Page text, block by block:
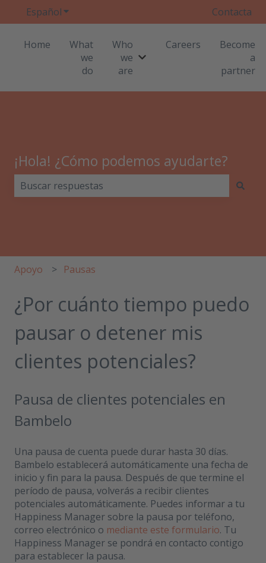
EspañolTraducciones de Mostrar submenú deContacta
Home
What
we
do
Who
we
are
Mostrar submenú de Who
Careers
Become
a
partner
¡Hola! ¿Cómo podemos ayudarte?
Apoyo Pausas
¿Por cuánto tiempo puedo
pausar o detener mis
clientes potenciales?
Pausa de clientes potenciales en
Bambelo
Una pausa de cuenta puede durar hasta 30 días.
Bambelo establecerá automáticamente una fecha de
inicio y fin para la pausa. Después de que termine el
período de pausa, volverás a recibir clientes
potenciales automáticamente. Puedes informar a tu
Happiness Manager sobre la pausa por teléfono,
correo electrónico o mediante este formulario. Tu
Happiness Manager se pondrá en contacto contigo
para establecer la pausa.